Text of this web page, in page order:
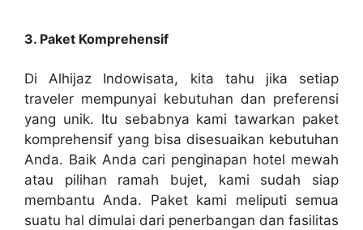
3. Paket Komprehensif
Di Alhijaz Indowisata, kita tahu jika setiap
traveler mempunyai kebutuhan dan preferensi
yang unik. Itu sebabnya kami tawarkan paket
komprehensif yang bisa disesuaikan kebutuhan
Anda. Baik Anda cari penginapan hotel mewah
atau pilihan ramah bujet, kami sudah siap
membantu Anda. Paket kami meliputi semua
suatu hal dimulai dari penerbangan dan fasilitas